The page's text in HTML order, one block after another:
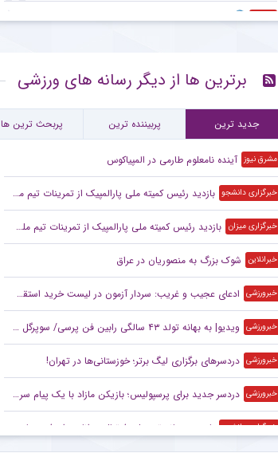
۲۲:۲۴
۲۰:۴۵ تکلیف حضور وینیسیوس در رئال مادرید مشخص شد
۲۰:۲۴ رونمایی از آخرین حریف تدارکاتی پرسپولیس پیش از آغاز لیگ برتر
برترین ها از دیگر رسانه های ورزشی
جدید ترین پربیننده ترین پربحث ترین ها
مشرق نیوز آینده نامعلوم طارمی در المپیاکوس
خبرگزاری دانشجو بازدید رئیس کمیته ملی پارالمپیک از تمرینات تیم ملی پاراتکواندو بانوان
خبرگزاری میزان بازدید رئیس کمیته ملی پارالمپیک از تمرینات تیم ملی پاراتکواندو زنان
خبرانلاین شوک بزرگ به منصوریان در عراق
خبرورزشی ادعای عجیب و غریب: سردار آزمون در لیست خرید استقلال!
خبرورزشی ویدیو| به بهانه تولد ۴۳ سالگی رابین فن پرسی/ سوپرگل تاریخی او به اسپانیا
خبرورزشی دردسرهای برگزاری لیگ برتر؛ خوزستانی‌ها در تهران!
خبرورزشی دردسر جدید برای پرسپولیس؛ بازیکن مازاد با یک پیام سرخ‌ها را نگران کرد!
خبرگزاری دانشجو بازی دوستانه تیم ملی فوتبال جوانان برابر فجرسپاسی